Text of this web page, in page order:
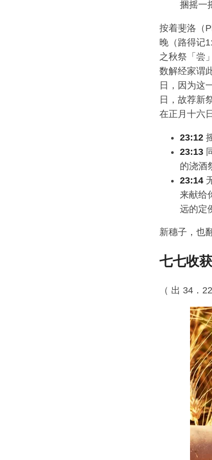
捆摇一
按着斐洛（
晚（路得记
之秋祭「尝
数解经家谓
日，因为这
日，故荐新
在正月十六
23:12
23:13
的浇酒
23:14
来献给
远的定
新穗子，也
七七收
（ 出 34．